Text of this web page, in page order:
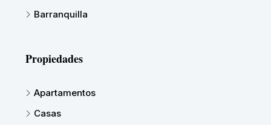
Barranquilla
Propiedades
Apartamentos
Casas